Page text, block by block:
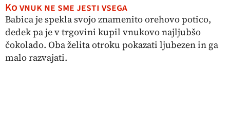
Ko vnuk ne sme jesti vsega
Babica je spekla svojo znamenito orehovo potico,
dedek pa je v trgovini kupil vnukovo najljubšo
čokolado. Oba želita otroku pokazati ljubezen in ga
malo razvajati.